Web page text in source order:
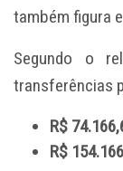
também figura
Segundo o
transferências
R$
R$